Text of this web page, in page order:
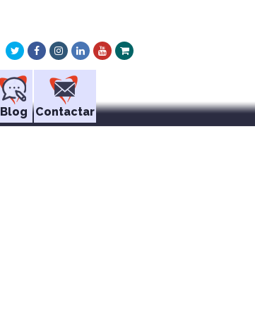
TwitterFacebookInstagram
LinkedInYoutube
Xing
Blog Contactar